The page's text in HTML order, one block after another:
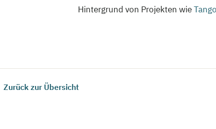
Hintergrund von Projekten wie
Zurück zur Übersicht